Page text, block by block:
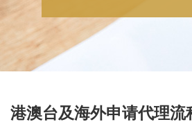
港澳台及海外申请代理流